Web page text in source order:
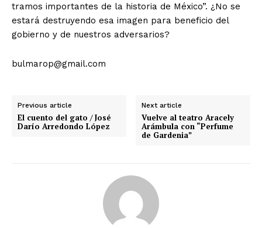
tramos importantes de la historia de México”. ¿No se
estará destruyendo esa imagen para beneficio del
gobierno y de nuestros adversarios?
bulmarop@gmail.com
Previous article
El cuento del gato / José
Darío Arredondo López
Next article
Vuelve al teatro Aracely
Arámbula con “Perfume
de Gardenia”